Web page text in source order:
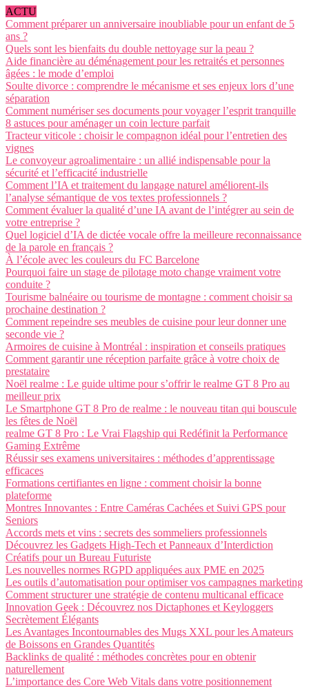
ACTU
Comment préparer un anniversaire inoubliable pour un enfant de 5
ans ?
Quels sont les bienfaits du double nettoyage sur la peau ?
Aide financière au déménagement pour les retraités et personnes
âgées : le mode d’emploi
Soulte divorce : comprendre le mécanisme et ses enjeux lors d’une
séparation
Comment numériser ses documents pour voyager l’esprit tranquille
8 astuces pour aménager un coin lecture parfait
Tracteur viticole : choisir le compagnon idéal pour l’entretien des
vignes
Le convoyeur agroalimentaire : un allié indispensable pour la
sécurité et l’efficacité industrielle
Comment l’IA et traitement du langage naturel améliorent-ils
l’analyse sémantique de vos textes professionnels ?
Comment évaluer la qualité d’une IA avant de l’intégrer au sein de
votre entreprise ?
Quel logiciel d’IA de dictée vocale offre la meilleure reconnaissance
de la parole en français ?
À l’école avec les couleurs du FC Barcelone
Pourquoi faire un stage de pilotage moto change vraiment votre
conduite ?
Tourisme balnéaire ou tourisme de montagne : comment choisir sa
prochaine destination ?
Comment repeindre ses meubles de cuisine pour leur donner une
seconde vie ?
Armoires de cuisine à Montréal : inspiration et conseils pratiques
Comment garantir une réception parfaite grâce à votre choix de
prestataire
Noël realme : Le guide ultime pour s’offrir le realme GT 8 Pro au
meilleur prix
Le Smartphone GT 8 Pro de realme : le nouveau titan qui bouscule
les fêtes de Noël
realme GT 8 Pro : Le Vrai Flagship qui Redéfinit la Performance
Gaming Extrême
Réussir ses examens universitaires : méthodes d’apprentissage
efficaces
Formations certifiantes en ligne : comment choisir la bonne
plateforme
Montres Innovantes : Entre Caméras Cachées et Suivi GPS pour
Seniors
Accords mets et vins : secrets des sommeliers professionnels
Découvrez les Gadgets High-Tech et Panneaux d’Interdiction
Créatifs pour un Bureau Futuriste
Les nouvelles normes RGPD appliquées aux PME en 2025
Les outils d’automatisation pour optimiser vos campagnes marketing
Comment structurer une stratégie de contenu multicanal efficace
Innovation Geek : Découvrez nos Dictaphones et Keyloggers
Secrètement Élégants
Les Avantages Incontournables des Mugs XXL pour les Amateurs
de Boissons en Grandes Quantités
Backlinks de qualité : méthodes concrètes pour en obtenir
naturellement
L’importance des Core Web Vitals dans votre positionnement